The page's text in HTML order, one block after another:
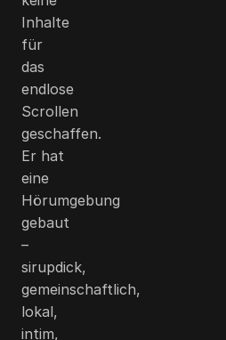
Inhalte
für
das
endlose
Scrollen
geschaffen.
Er hat
eine
Hörumgebung
gebaut
–
sirupdick,
gemeinschaftlich,
lokal,
intim,